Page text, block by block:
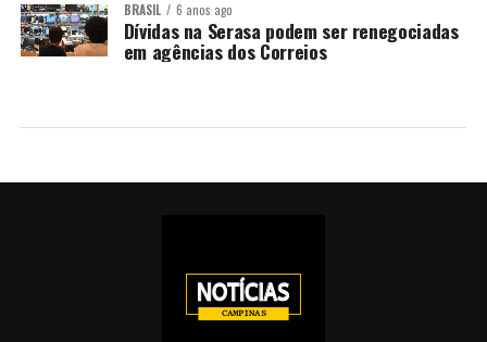
BRASIL 6 anos ago
Dívidas na Serasa podem ser renegociadas
em agências dos Correios